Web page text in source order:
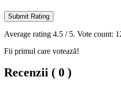
Submit Rating
Average rating 4.5 / 5. Vote count:
Fii primul care votează!
Recenzii ( 0 )